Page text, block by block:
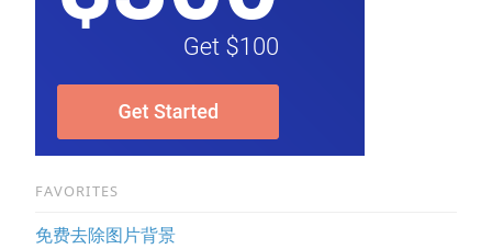
FAVORITES
免费去除图片背景